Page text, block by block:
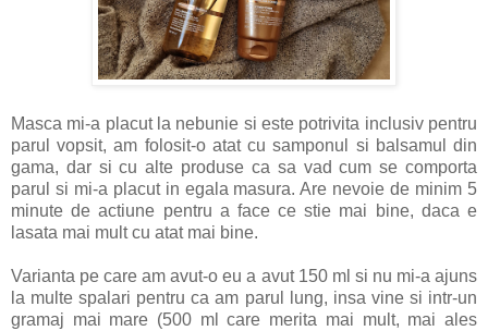
Masca mi-a placut la nebunie si este potrivita inclusiv pentru
parul vopsit, am folosit-o atat cu samponul si balsamul din
gama, dar si cu alte produse ca sa vad cum se comporta
parul si mi-a placut in egala masura. Are nevoie de minim 5
minute de actiune pentru a face ce stie mai bine, daca e
lasata mai mult cu atat mai bine.
Varianta pe care am avut-o eu a avut 150 ml si nu mi-a ajuns
la multe spalari pentru ca am parul lung, insa vine si intr-un
gramaj mai mare (500 ml care merita mai mult, mai ales